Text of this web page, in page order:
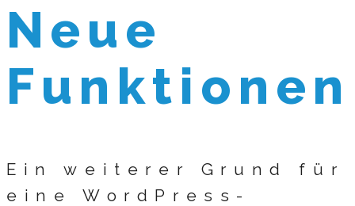
Neue
Funktionen
Ein weiterer Grund für
eine WordPress-